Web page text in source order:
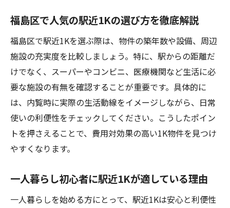
福島区で人気の駅近1Kの選び方を徹底解説
福島区で駅近1Kを選ぶ際は、物件の築年数や設備、周辺
施設の充実度を比較しましょう。特に、駅からの距離だ
けでなく、スーパーやコンビニ、医療機関など生活に必
要な施設の有無を確認することが重要です。具体的に
は、内覧時に実際の生活動線をイメージしながら、日常
使いの利便性をチェックしてください。こうしたポイン
トを押さえることで、費用対効果の高い1K物件を見つけ
やすくなります。
一人暮らし初心者に駅近1Kが適している理由
一人暮らしを始める方にとって、駅近1Kは安心と利便性